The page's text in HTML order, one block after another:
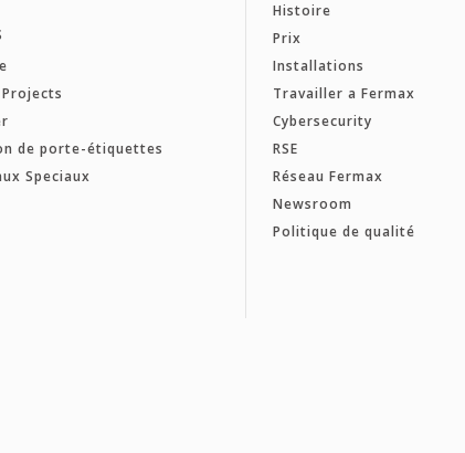
de porte-étiquettes
Speciaux
Histoire
Prix
Installations
Travailler a Fermax
Cybersecurity
RSE
Réseau Fermax
Newsroom
Politique de qualité